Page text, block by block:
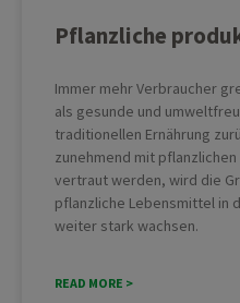
Pflanzliche
Immer mehr Verbraucher
als gesunde und
traditionellen Ernährung
zunehmend mit
vertraut werden, wird die
pflanzliche Lebensmittel in
weiter stark wachsen.
READ MORE >